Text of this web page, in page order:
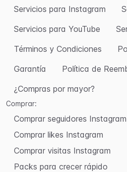
Servicios para Instagram
Servicios para YouTube
Términos y Condiciones
Garantía
Política de
¿Compras por mayor?
Comprar:
Comprar seguidores Instagram
Comprar likes Instagram
Comprar visitas Instagram
Packs para crecer rápido